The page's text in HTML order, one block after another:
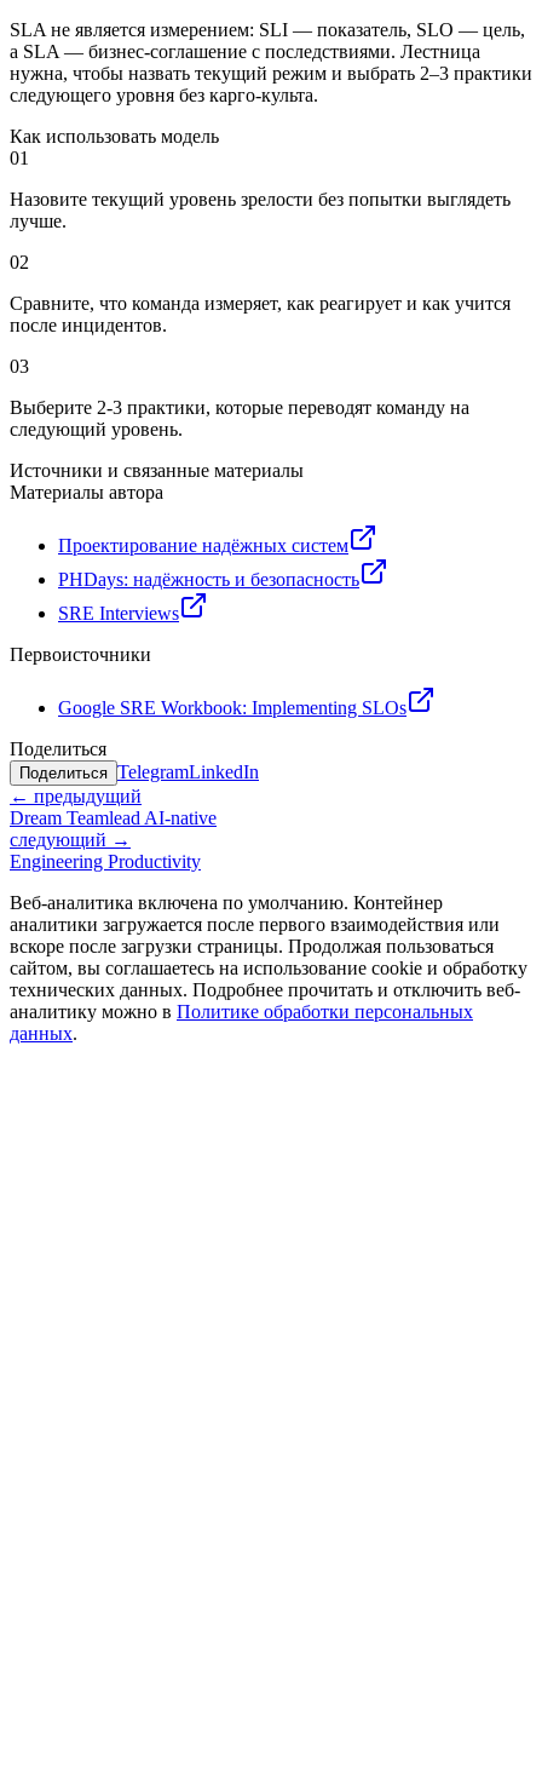
SLA не является измерением: SLI — показатель, SLO — цель,
а SLA — бизнес-соглашение с последствиями. Лестница
нужна, чтобы назвать текущий режим и выбрать 2–3 практики
следующего уровня без карго-культа.
Как использовать модель
01
Назовите текущий уровень зрелости без попытки выглядеть
лучше.
02
Сравните, что команда измеряет, как реагирует и как учится
после инцидентов.
03
Выберите 2-3 практики, которые переводят команду на
следующий уровень.
Источники и связанные материалы
Материалы автора
Проектирование надёжных систем
PHDays: надёжность и безопасность
SRE Interviews
Первоисточники
Google SRE Workbook: Implementing SLOs
Поделиться
Поделиться TelegramLinkedIn
← предыдущий
Dream Teamlead AI-native
следующий →
Engineering Productivity
Веб-аналитика включена по умолчанию. Контейнер
аналитики загружается после первого взаимодействия или
вскоре после загрузки страницы. Продолжая пользоваться
сайтом, вы соглашаетесь на использование cookie и обработку
технических данных. Подробнее прочитать и отключить веб-
аналитику можно в Политике обработки персональных
данных.